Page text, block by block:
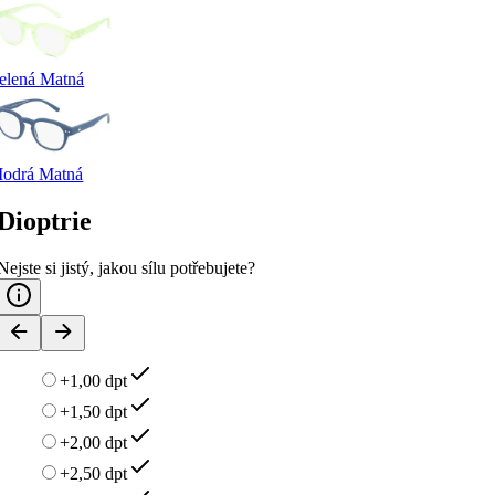
Matná
Matná
si jistý, jakou sílu potřebujete?
+1,00 dpt
+1,50 dpt
+2,00 dpt
+2,50 dpt